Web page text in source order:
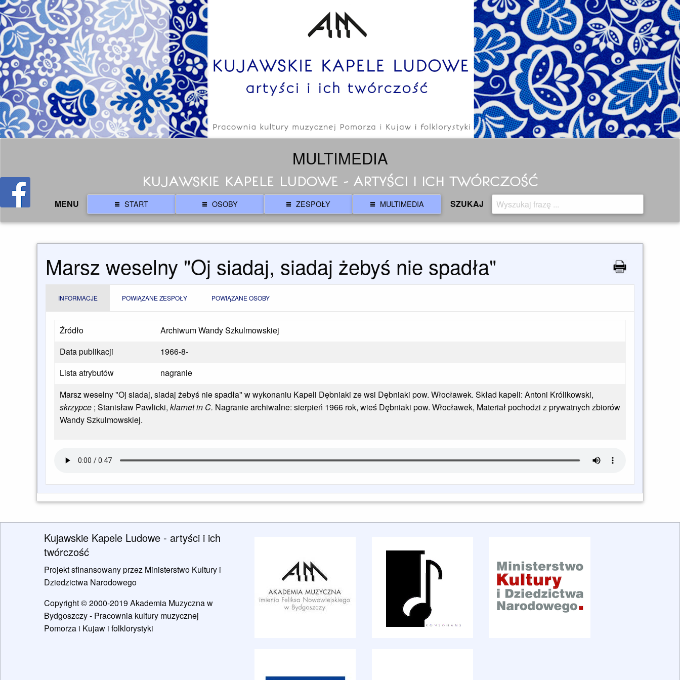
MULTIMEDIA
KUJAWSKIE KAPELE LUDOWE - ARTYŚCI I ICH TWÓRCZOŚĆ
MENU START OSOBY ZESPOŁY MULTIMEDIA SZUKAJ
Marsz weselny "Oj siadaj, siadaj żebyś nie spadła"
INFORMACJE POWIĄZANE ZESPOŁY POWIĄZANE OSOBY
Źródło
Archiwum Wandy Szkulmowskiej
Data publikacji
1966-8-
Lista atrybutów
nagranie
Marsz weselny "Oj siadaj, siadaj żebyś nie spadła" w wykonaniu Kapeli Dębniaki ze wsi Dębniaki pow. Włocławek. Skład kapeli: Antoni Królikowski,
skrzypce ; Stanisław Pawlicki, klarnet in C. Nagranie archiwalne: sierpień 1966 rok, wieś Dębniaki pow. Włocławek, Materiał pochodzi z prywatnych zbiorów
Wandy Szkulmowskiej.
Kujawskie Kapele Ludowe - artyści i ich
twórczość
Projekt sfinansowany przez Ministerstwo Kultury i
Dziedzictwa Narodowego
Copyright © 2000-2019 Akademia Muzyczna w
Bydgoszczy - Pracownia kultury muzycznej
Pomorza i Kujaw i folklorystyki